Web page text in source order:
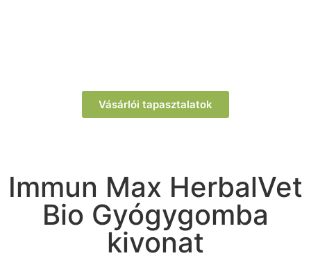
Vásárlói tapasztalatok
Immun Max HerbalVet
Bio Gyógygomba
kivonat